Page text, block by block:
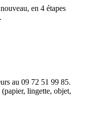
en 4 étapes
au 09 72 51 99 85.
lingette, objet,